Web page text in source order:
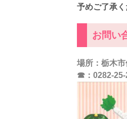
予めご了承
お問い
場所 ：栃木
☎：0282-25-